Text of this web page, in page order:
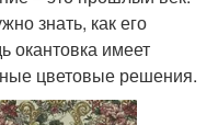
знать, как его
окантовка имеет
цветовые решения.